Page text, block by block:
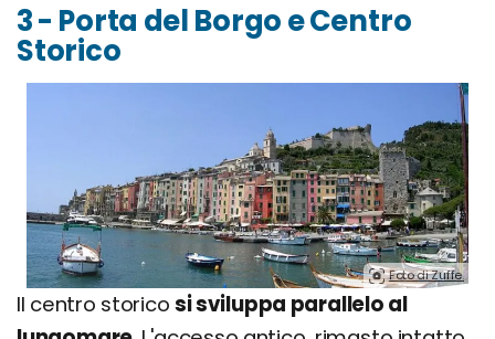
3 - Porta del Borgo e Centro
Storico
Foto di Zuffe.
Il centro storico si sviluppa parallelo al